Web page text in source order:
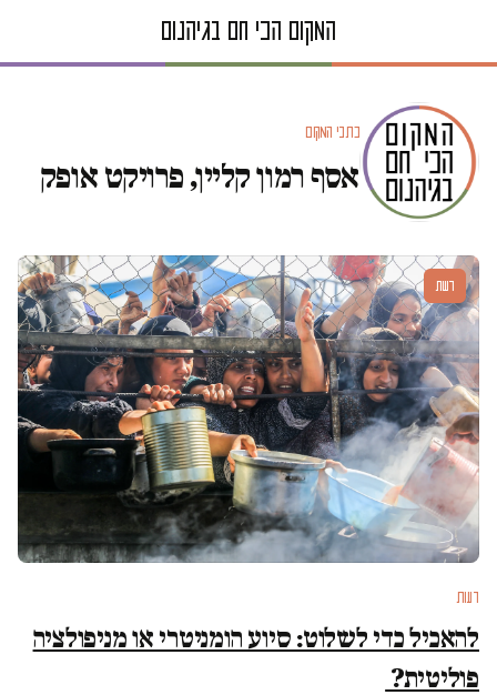
כתבי המקום
אסף רמון קליין, פרויקט אופק
דעות
דעות
להאכיל כדי לשלוט: סיוע הומניטרי או מניפולציה
פוליטית?